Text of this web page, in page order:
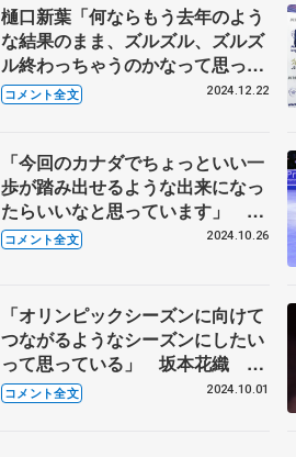
樋口新葉「何ならもう去年のよう
な結果のまま、ズルズル、ズルズ
ル終わっちゃうのかなって思って
いた…」「休養を挟んでからこう
いう結果を残せたというのはすご
ー後コメント全文
コメント全文 2024.12.22
「今回のカナダでちょっといい一
歩が踏み出せるような出来になっ
たらいいなと思っています」 坂
本花織 スケートカナダ公式練習
コメント全文 2024.10.26
「オリンピックシーズンに向けて
つながるようなシーズンにしたい
って思っている」 坂本花織 日
本スケート連盟のシーズン前記者
会見・囲み取材
コメント全文 2024.10.01